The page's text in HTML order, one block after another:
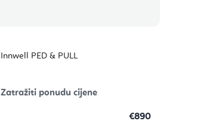
Innwell PED & PULL
Zatražiti ponudu cijene
€890